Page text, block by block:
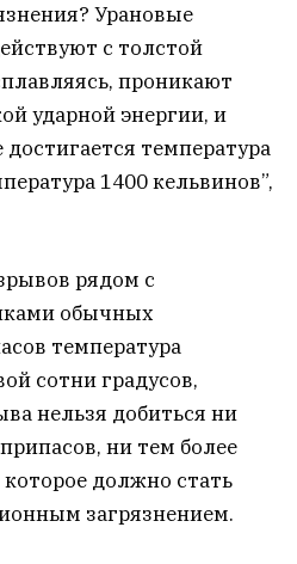
Урановые
с толстой
проникают
ударной энергии, и
температура
1400 кельвинов”,
рядом с
обычных
температура
сотни градусов,
нельзя добиться ни
ни тем более
должно стать
загрязнением.